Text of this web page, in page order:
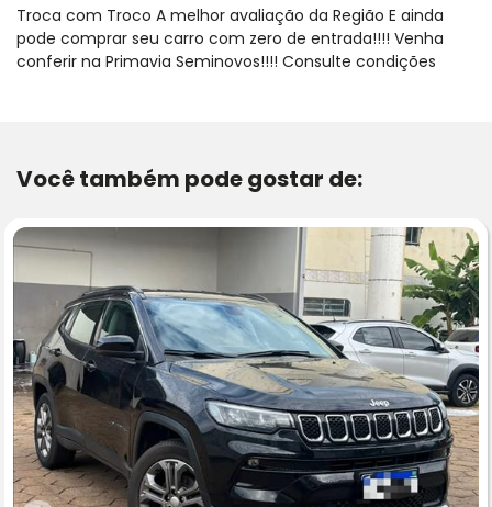
Troca com Troco A melhor avaliação da Região E ainda
pode comprar seu carro com zero de entrada!!!! Venha
conferir na Primavia Seminovos!!!! Consulte condições
Você também pode gostar de: